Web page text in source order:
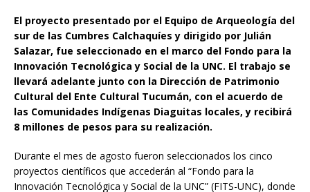
El proyecto presentado por el Equipo de Arqueología del
sur de las Cumbres Calchaquíes y dirigido por Julián
Salazar, fue seleccionado en el marco del Fondo para la
Innovación Tecnológica y Social de la UNC. El trabajo se
llevará adelante junto con la Dirección de Patrimonio
Cultural del Ente Cultural Tucumán, con el acuerdo de
las Comunidades Indígenas Diaguitas locales, y recibirá
8 millones de pesos para su realización.
Durante el mes de agosto fueron seleccionados los cinco
proyectos científicos que accederán al “Fondo para la
Innovación Tecnológica y Social de la UNC” (FITS-UNC), donde